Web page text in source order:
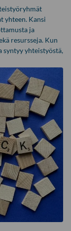
yhteen. Kansi
ja
resursseja. Kun
syntyy yhteistyöstä,